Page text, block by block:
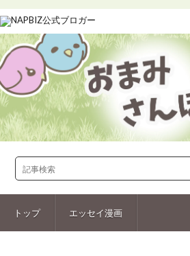
トップ エッセイ漫画